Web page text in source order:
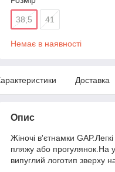
38,5 41
Немає в наявності
Доставка
Опис
Жіночі в'єтнамки
пляжу або прогулянок.На
випуглий логотип зверху